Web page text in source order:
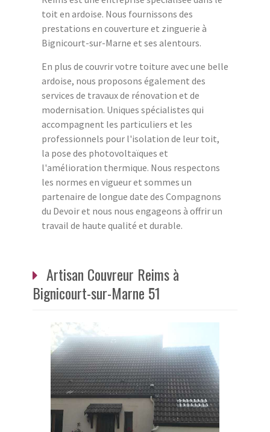
toit en ardoise. Nous fournissons des
prestations en couverture et zinguerie à
Bignicourt-sur-Marne et ses alentours.
En plus de couvrir votre toiture avec une belle
ardoise, nous proposons également des
services de travaux de rénovation et de
modernisation. Uniques spécialistes qui
accompagnent les particuliers et les
professionnels pour l'isolation de leur toit,
la pose des photovoltaïques et
l'amélioration thermique. Nous respectons
les normes en vigueur et sommes un
partenaire de longue date des Compagnons
du Devoir et nous nous engageons à offrir un
travail de haute qualité et durable.
Artisan Couvreur Reims à
Bignicourt-sur-Marne 51